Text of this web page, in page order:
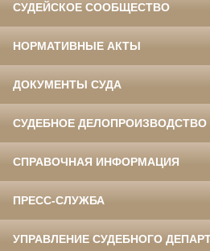
СУДЕЙСКОЕ СООБЩЕСТВО
НОРМАТИВНЫЕ АКТЫ
ДОКУМЕНТЫ СУДА
СУДЕБНОЕ ДЕЛОПРОИЗВОДСТВО
СПРАВОЧНАЯ ИНФОРМАЦИЯ
ПРЕСС-СЛУЖБА
УПРАВЛЕНИЕ СУДЕБНОГО